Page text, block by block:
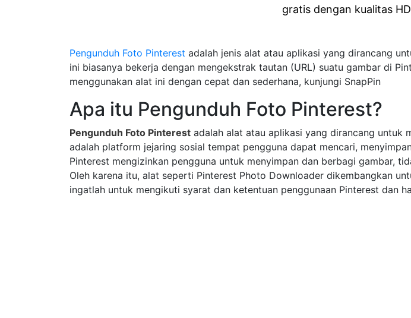
gratis dengan kualitas
Pengunduh Foto Pinterest adalah jenis alat atau aplikasi yang dirancang
ini biasanya bekerja dengan mengekstrak tautan (URL) suatu gambar di
menggunakan alat ini dengan cepat dan sederhana, kunjungi SnapPin
Apa itu Pengunduh Foto Pinterest?
Pengunduh Foto Pinterest adalah alat atau aplikasi yang dirancang untuk
adalah platform jejaring sosial tempat pengguna dapat mencari,
Pinterest mengizinkan pengguna untuk menyimpan dan berbagi gambar,
Oleh karena itu, alat seperti Pinterest Photo Downloader dikembangkan
ingatlah untuk mengikuti syarat dan ketentuan penggunaan Pinterest dan